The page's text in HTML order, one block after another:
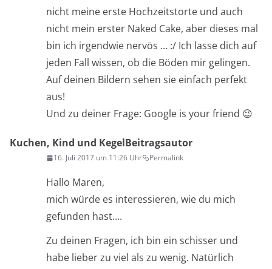
nicht meine erste Hochzeitstorte und auch
nicht mein erster Naked Cake, aber dieses mal
bin ich irgendwie nervös … :/ Ich lasse dich auf
jeden Fall wissen, ob die Böden mir gelingen.
Auf deinen Bildern sehen sie einfach perfekt
aus!
Und zu deiner Frage: Google is your friend 😉
Kuchen, Kind und KegelBeitragsautor
16. Juli 2017 um 11:26 Uhr Permalink
Hallo Maren,
mich würde es interessieren, wie du mich
gefunden hast….
Zu deinen Fragen, ich bin ein schisser und
habe lieber zu viel als zu wenig. Natürlich